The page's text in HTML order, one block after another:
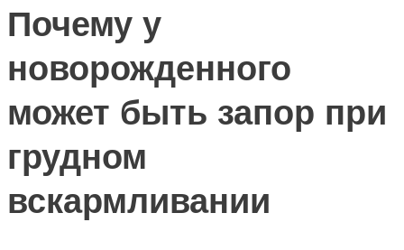
Почему у
новорожденного
может быть запор при
грудном
вскармливании